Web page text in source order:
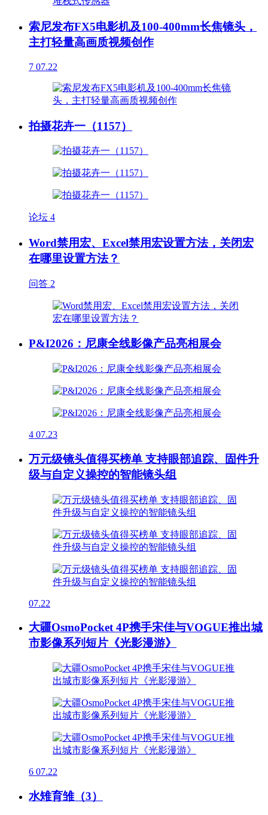
索尼发布FX5电影机及100-400mm长焦镜头，
主打轻量高画质视频创作
7 07.22
拍摄花卉一（1157）
论坛 4
Word禁用宏、Excel禁用宏设置方法，关闭宏
在哪里设置方法？
问答 2
P&I2026：尼康全线影像产品亮相展会
4 07.23
万元级镜头值得买榜单 支持眼部追踪、固件升
级与自定义操控的智能镜头组
07.22
大疆OsmoPocket 4P携手宋佳与VOGUE推出城
市影像系列短片《光影漫游》
6 07.22
水雉育雏（3）